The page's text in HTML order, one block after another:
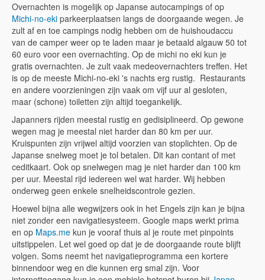
Overnachten is mogelijk op Japanse autocampings of op
Michi-no-eki parkeerplaatsen langs de doorgaande wegen. Je
zult af en toe campings nodig hebben om de huishoudaccu
van de camper weer op te laden maar je betaald algauw 50 tot
60 euro voor een overnachting. Op de michi no eki kun je
gratis overnachten. Je zult vaak medeovernachters treffen. Het
is op de meeste Michi-no-eki 's nachts erg rustig. Restaurants
en andere voorzieningen zijn vaak om vijf uur al gesloten,
maar (schone) toiletten zijn altijd toegankelijk.
Japanners rijden meestal rustig en gedisiplineerd. Op gewone
wegen mag je meestal niet harder dan 80 km per uur.
Kruispunten zijn vrijwel altijd voorzien van stoplichten. Op de
Japanse snelweg moet je tol betalen. Dit kan contant of met
ceditkaart. Ook op snelwegen mag je niet harder dan 100 km
per uur. Meestal rijd iedereen wel wat harder. Wij hebben
onderweg geen enkele snelheidscontrole gezien.
Hoewel bijna alle wegwijzers ook in het Engels zijn kan je bijna
niet zonder een navigatiesysteem. Google maps werkt prima
en op Maps.me kun je vooraf thuis al je route met pinpoints
uitstippelen. Let wel goed op dat je de doorgaande route blijft
volgen. Soms neemt het navigatieprogramma een kortere
binnendoor weg en die kunnen erg smal zijn. Voor